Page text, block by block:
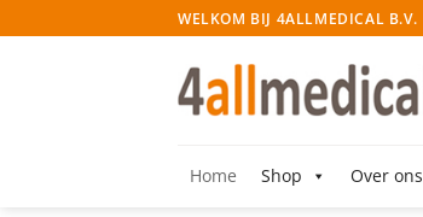
naar
WELKOM BIJ 4ALLMEDICAL B.V.
Home Shop Over ons